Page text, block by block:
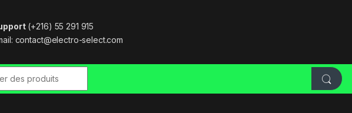
(+216) 55 291 915
contact@electro-select.com